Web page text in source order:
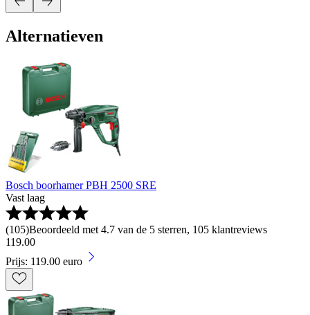
Alternatieven
Bosch boorhamer PBH 2500 SRE
Vast laag
(105)Beoordeeld met 4.7 van de 5 sterren, 105 klantreviews
119.00
Prijs: 119.00 euro